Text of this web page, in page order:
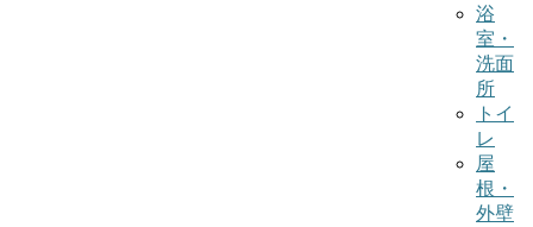
浴
室・
洗面
所
トイ
レ
屋
根・
外壁